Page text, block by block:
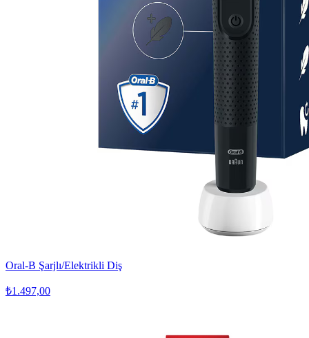
Oral-B Şarjlı/Elektrikli Diş
₺1.497,00